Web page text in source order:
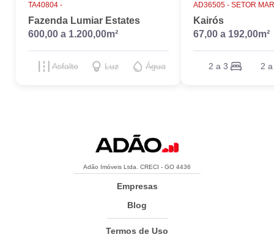
TA40804 -
Fazenda Lumiar Estates
600,00 a 1.200,00m²
Asfalto Luz Água
AD36505 - SETOR
Kairós
67,00 a 192,00m²
2 a 3 2
Adão Imóveis Ltda. CRECI - GO 4436
Empresas
Blog
Termos de Uso